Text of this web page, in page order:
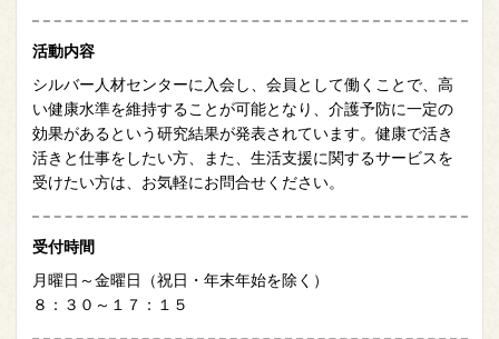
活動内容
シルバー人材センターに入会し、会員として働くことで、高
い健康水準を維持することが可能となり、介護予防に一定の
効果があるという研究結果が発表されています。健康で活き
活きと仕事をしたい方、また、生活支援に関するサービスを
受けたい方は、お気軽にお問合せください。
受付時間
月曜日～金曜日（祝日・年末年始を除く）
８：３０～１７：１５